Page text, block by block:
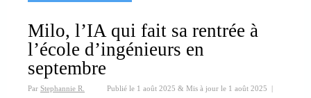
Milo, l’IA qui fait sa rentrée à
l’école d’ingénieurs en
septembre
Par Stephannie R. Publié le 1 août 2025 & Mis à jour le 1 août 2025 |